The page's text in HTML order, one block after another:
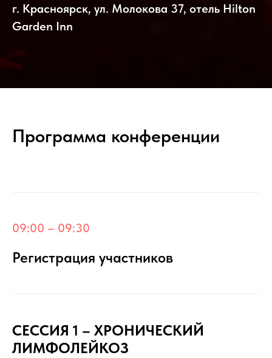
г. Красноярск, ул. Молокова 37, отель Hilton
Garden Inn
Программа конференции
09:00 – 09:30
Регистрация участников
СЕССИЯ 1 – ХРОНИЧЕСКИЙ
ЛИМФОЛЕЙКОЗ